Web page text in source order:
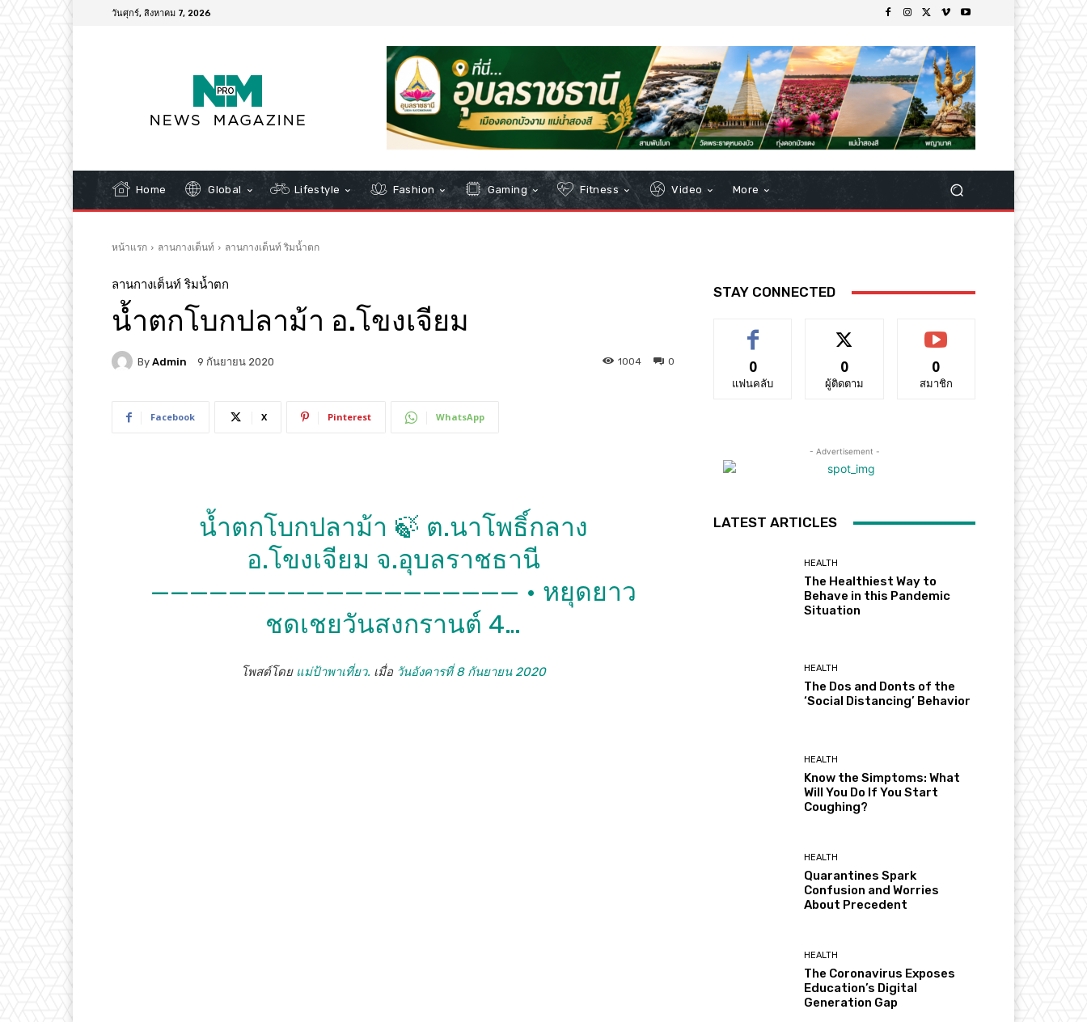
วันศุกร์, สิงหาคม 7, 2026
Home Global Lifestyle Fashion Gaming Fitness Video More
หน้าแรก ลานกางเต็นท์ ลานกางเต็นท์ ริมน้ำตก
ลานกางเต็นท์ ริมน้ำตก
น้ำตกโบกปลาม้า อ.โขงเจียม
By Admin 9 กันยายน 2020 0
1004
Facebook X Pinterest WhatsApp
น้ำตกโบกปลาม้า 🍃 ต.นาโพธิ์กลาง
อ.โขงเจียม จ.อุบลราชธานี
——————————————————— • หยุดยาว
ชดเชยวันสงกรานต์ 4…
โพสต์โดย แม่ป้าพาเที่ยว. เมื่อ วันอังคารที่ 8 กันยายน 2020
STAY CONNECTED
0
แฟนคลับ
0
ผู้ติดตาม
0
สมาชิก
- Advertisement -
LATEST ARTICLES
HEALTH
The Healthiest Way to
Behave in this Pandemic
Situation
HEALTH
The Dos and Donts of the
‘Social Distancing’ Behavior
HEALTH
Know the Simptoms: What
Will You Do If You Start
Coughing?
HEALTH
Quarantines Spark
Confusion and Worries
About Precedent
HEALTH
The Coronavirus Exposes
Education’s Digital
Generation Gap